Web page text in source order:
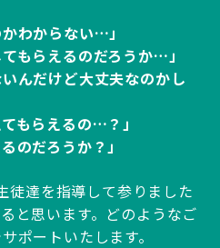
わからない…」
もらえるのだろうか…」
んだけど大丈夫なのかし
もらえるの…？」
のだろうか？」
徒達を指導して参りました
と思います。どのようなご
ポートいたします。